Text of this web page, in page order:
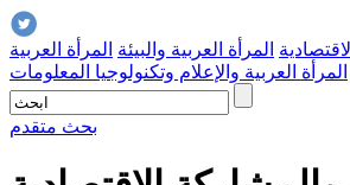
المرأة العربية والبيئة المرأة العربية
المرأة العربية والإعلام وتكنولوجيا المعلومات
بحث متقدم